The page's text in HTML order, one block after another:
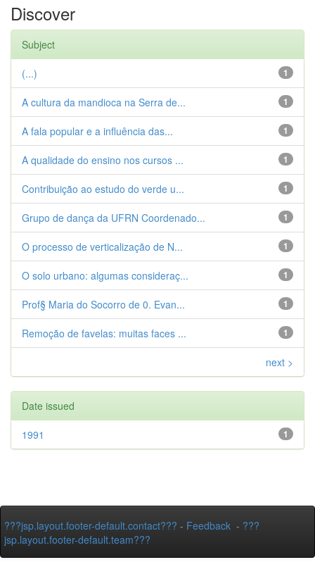
Discover
Subject
1
(...)
1
A cultura da mandioca na Serra de...
1
A fala popular e a influência das...
1
A qualidade do ensino nos cursos ...
1
Contribuição ao estudo do verde u...
1
Grupo de dança da UFRN Coordenado...
1
O processo de verticalização de N...
1
O solo urbano: algumas consideraç...
1
Prof§ Maria do Socorro de 0. Evan...
1
Remoção de favelas: muitas faces ...
next >
Date issued
1
1991
???jsp.layout.footer-default.contact??? - Feedback - ???
jsp.layout.footer-default.team???